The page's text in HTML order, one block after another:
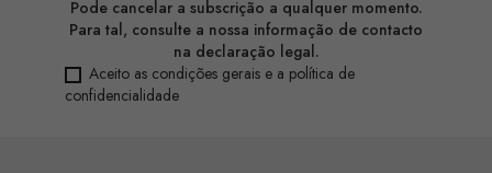
Pode cancelar a subscrição a qualquer momento.
Para tal, consulte a nossa informação de contacto
na declaração legal.
Aceito as condições gerais e a política de
confidencialidade